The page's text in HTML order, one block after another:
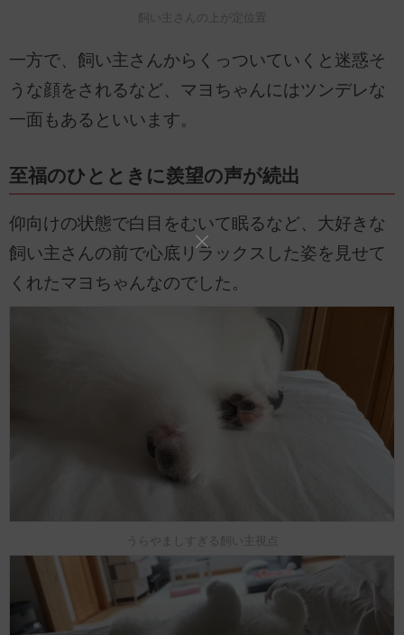
飼い主さんの上が定位置
一方で、飼い主さんからくっついていくと迷惑そ
うな顔をされるなど、マヨちゃんにはツンデレな
一面もあるといいます。
至福のひとときに羨望の声が続出
仰向けの状態で白目をむいて眠るなど、大好きな
飼い主さんの前で心底リラックスした姿を見せて
くれたマヨちゃんなのでした。
うらやましすぎる飼い主視点